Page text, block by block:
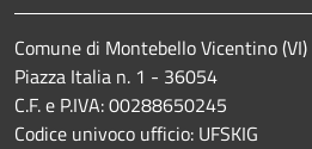
Comune di Montebello Vicentino (VI)
Piazza Italia n. 1 - 36054
C.F. e P.IVA: 00288650245
Codice univoco ufficio: UFSKIG